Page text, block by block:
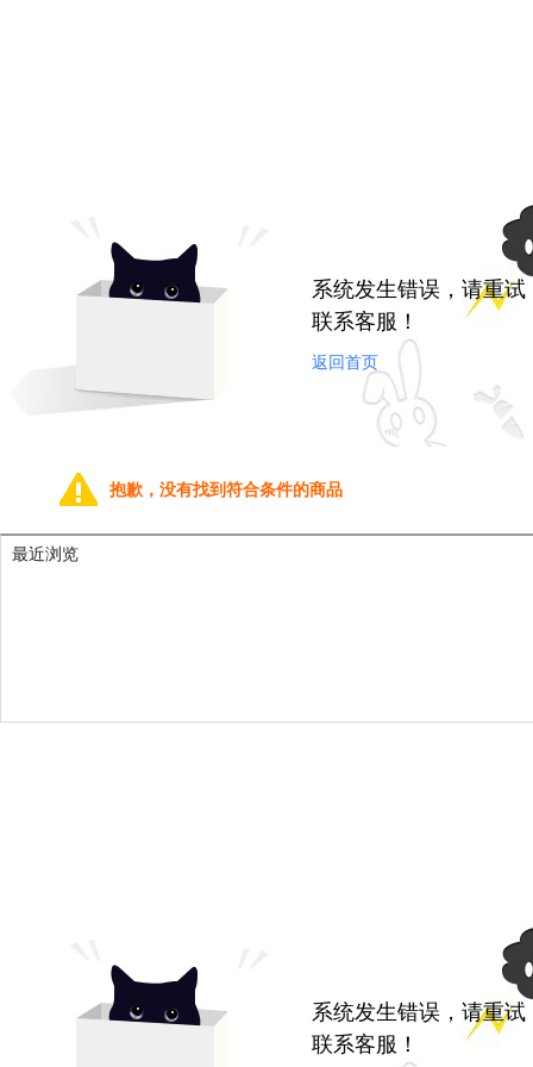
系统发生错误，请重
联系客服！
返回首页
抱歉，没有找到符合条件的商品
最近浏览
系统发生错误，请重
联系客服！